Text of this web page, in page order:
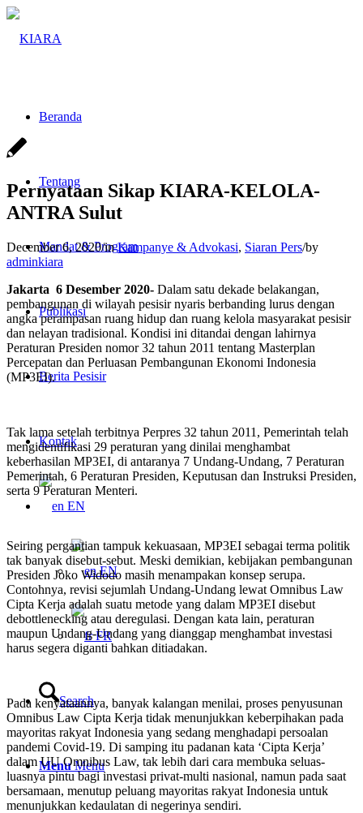
Beranda
Tentang
Mandat & Program
Publikasi
Berita Pesisir
Kontak
EN
EN
FR
Search
Menu Menu
Pernyataan Sikap KIARA-KELOLA-
ANTRA Sulut
December 6, 2020/inKampanye & Advokasi, Siaran Pers/by
adminkiara
Jakarta 6 Desember 2020- Dalam satu dekade belakangan,
pembangunan di wilayah pesisir nyaris berbanding lurus dengan
angka perampasan ruang hidup dan ruang kelola masyarakat pesisir
dan nelayan tradisional. Kondisi ini ditandai dengan lahirnya
Peraturan Presiden nomor 32 tahun 2011 tentang Masterplan
Percepatan dan Perluasan Pembangunan Ekonomi Indonesia
(MP3EI).
Tak lama setelah terbitnya Perpres 32 tahun 2011, Pemerintah telah
mengidentifikasi 29 peraturan yang dinilai menghambat
keberhasilan MP3EI, di antaranya 7 Undang-Undang, 7 Peraturan
Pemerintah, 6 Peraturan Presiden, Keputusan dan Instruksi Presiden,
serta 9 Peraturan Menteri.
Seiring pergantian tampuk kekuasaan, MP3EI sebagai terma politik
tak banyak disebut-sebut. Meski demikian, kebijakan pembangunan
Presiden Joko Widodo masih menampakan konsep serupa.
Contohnya, revisi sejumlah Undang-Undang lewat Omnibus Law
Cipta Kerja adalah suatu metode yang dalam MP3EI disebut
debottlenecking atau deregulasi. Dengan kata lain, peraturan
maupun Undang-Undang yang dianggap menghambat investasi
harus segera diganti bahkan ditiadakan.
Pada kenyataannya, banyak kalangan menilai, proses penyusunan
Omnibus Law Cipta Kerja tidak menunjukkan keberpihakan pada
mayoritas rakyat Indonesia yang sedang menghadapi persoalan
pandemi Covid-19. Di samping itu padanan kata ‘Cipta Kerja’
dalam UU Omnibus Law, tak lebih dari cara membuka seluas-
luasnya pintu bagi investasi privat-multi nasional, namun pada saat
bersamaan, menutup peluang mayoritas rakyat Indonesia untuk
menunjukkan kedaulatan di negerinya sendiri.